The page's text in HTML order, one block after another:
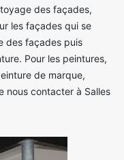
des façades,
les façades qui se
des façades puis
Pour les peintures,
de marque,
nous contacter à Salles